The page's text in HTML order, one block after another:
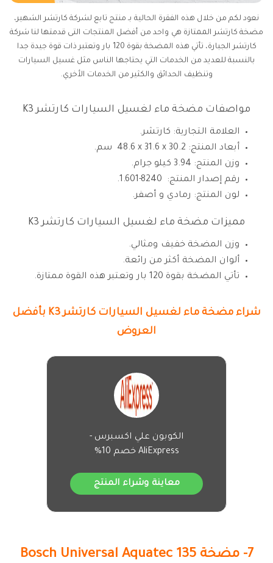
نعود لكم من خلال هذه الفقرة الحالية بـ منتج تابع لشركة كارتشر الشهير،
مضخة كارتشر الممتازة هي واحد من أفضل المنتجات التى قدمتها لنا شركة
كارتشر الجبارة، تأتي هذه المضخة بقوة 120 بار وتعتبر ذات قوة جيدة جدا
بالنسبة للعديد من الخدمات التي يحتاجها الناس مثل غسيل السيارات
وتنظيف الحدائق والكثير من الخدمات الأخري.
مواصفات مضخة ماء لغسيل السيارات كارتشر K3
العلامة التجارية: كارتشر.
أبعاد المنتج: ‎ 48.6 x 31.6 x 30.2 سم.
وزن المنتج: 3.94 كيلو جرام.
رقم إصدار المنتج: ‎1.601-8240.
لون المنتج: رمادي و أصفر.
مميزات مضخة ماء لغسيل السيارات كارتشر K3
وزن المضخة خفيف ومثالي.
ألوان المضخة أكثر من رائعة.
تأتي المضخة بقوة 120 بار وتعتبر هذه القوة ممتازة.
شراء مضخة ماء لغسيل السيارات كارتشر K3 بأفضل
العروض
الكوبون علي اكسبرس -
AliExpress خصم 10%
معاينة وشراء المنتج
7- مضخة Bosch Universal Aquatec 135